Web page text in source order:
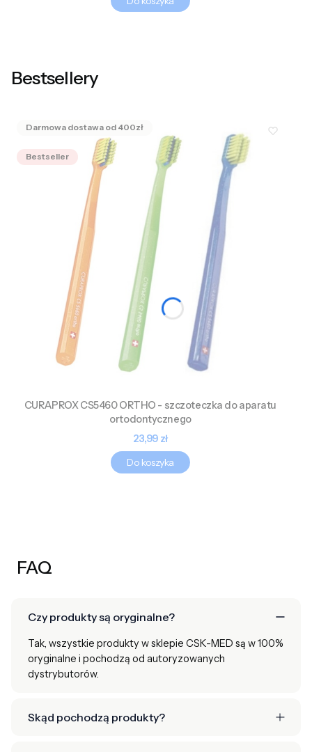
Bestsellery
Bestseller
CURAPROX CS5460 ORTHO - szczoteczka do aparatu
ortodontycznego
Cena
23,99 zł
Do koszyka
FAQ
Czy produkty są oryginalne?
Tak, wszystkie produkty w sklepie CSK-MED są w 100%
oryginalne i pochodzą od autoryzowanych
dystrybutorów.
Skąd pochodzą produkty?